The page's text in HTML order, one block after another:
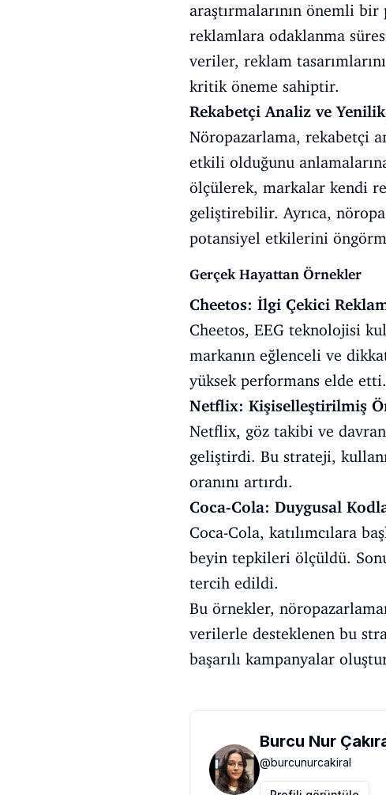
araştırmalarının önemli bir
reklamlara odaklanma
veriler, reklam
kritik öneme sahiptir.
Rekabetçi Analiz ve
Nöropazarlama, rekabetçi
etkili olduğunu
ölçülerek, markalar kendi
geliştirebilir. Ayrıca,
potansiyel etkilerini
Gerçek Hayattan Örnekler
Cheetos: İlgi Çekici
Cheetos, EEG teknolojisi
markanın eğlenceli ve
yüksek performans elde etti.
Netflix: Kişiselleştirilmiş
Netflix, göz takibi ve
geliştirdi. Bu strateji,
oranını artırdı.
Coca-Cola: Duygusal
Coca-Cola, katılımcılara
beyin tepkileri ölçüldü.
tercih edildi.
Bu örnekler,
verilerle desteklenen bu
başarılı kampanyalar
Burcu Nur
@burcunurcakiral